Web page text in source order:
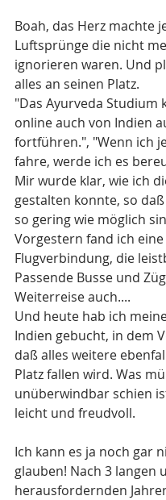
Boah, das Herz machte
Luftsprünge die nicht
ignorieren waren. Und
alles an seinen Platz.
"Das Ayurveda Studium
online auch von Indien
fortführen.", "Wenn ich
fahre, werde ich es
Mir wurde klar, wie ich
gestalten konnte, so
so gering wie möglich
Vorgestern fand ich
Flugverbindung, die
Passende Busse und
Weiterreise auch....
Und heute hab ich
Indien gebucht, in dem
daß alles weitere
Platz fallen wird. Was
unüberwindbar schien
leicht und freudvoll.
Ich kann es ja noch gar
glauben! Nach 3 langen
herausfordernden